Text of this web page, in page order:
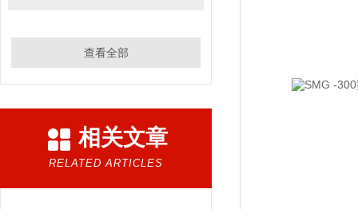
查看全部
相关文章
RELATED ARTICLES